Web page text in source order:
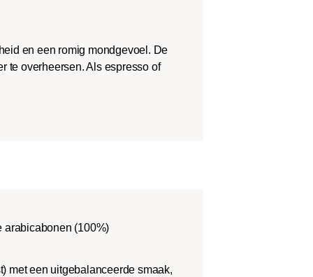
en een romig mondgevoel. De
te overheersen. Als espresso of
arabicabonen (100%)
met een uitgebalanceerde smaak,